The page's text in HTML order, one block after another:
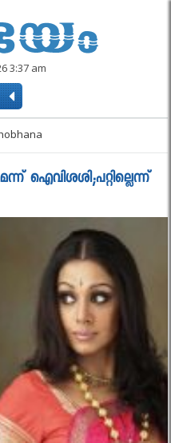
3:37 am
ഐവിശശി;പറ്റില്ലെന്ന്